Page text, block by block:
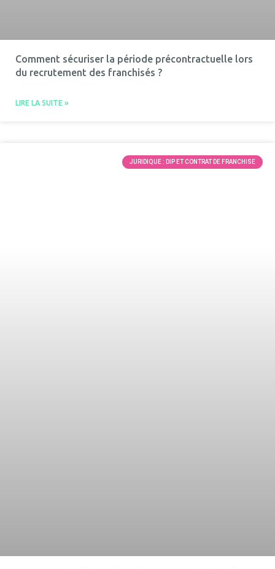
Comment sécuriser la période précontractuelle lors
du recrutement des franchisés ?
LIRE LA SUITE »
JURIDIQUE : DIP ET CONTRAT DE FRANCHISE